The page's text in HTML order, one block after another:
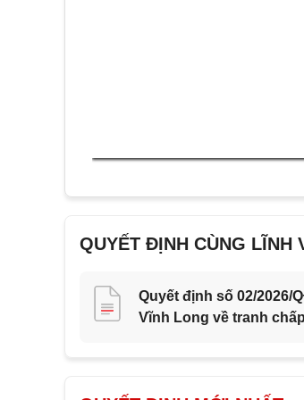
QUYẾT ĐỊNH CÙNG LĨNH
Quyết định số 02/2026/
Vĩnh Long về tranh